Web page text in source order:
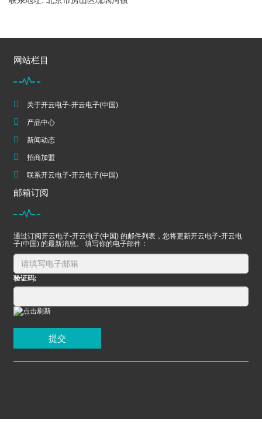
网站栏目
关于开云电子-开云电子(中国)
产品中心
新闻动态
招商加盟
联系开云电子-开云电子(中国)
邮箱订阅
通过订阅开云电子-开云电子(中国) 的邮件列表，您将更新开云电子-开云电
子(中国) 的最新消息。 填写你的电子邮件：
验证码:
提交